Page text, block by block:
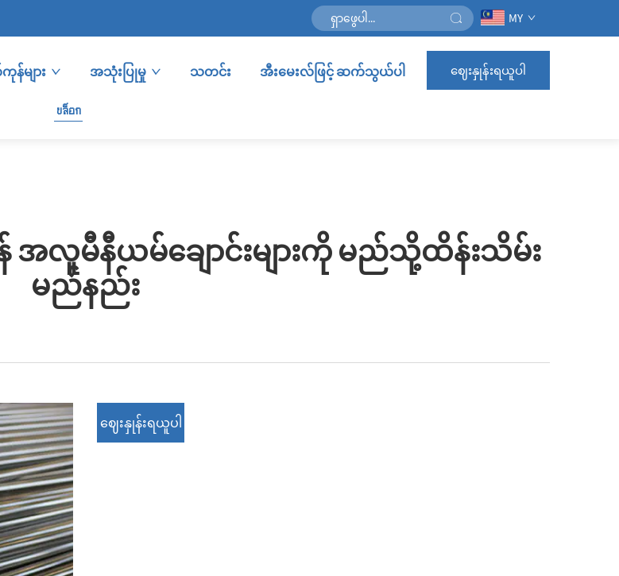
MY
များ အသုံးပြုမှု သတင်း အီးမေးလ်ဖြင့် ဆက်သွယ်ပါ
บล็อก
ဈေးနှုန်းရယူပါ
အလူမီနီယမ်ချောင်းများကို မည်သို့ထိန်းသိမ်း
မည်နည်း
ဈေးနှုန်းရယူပါ